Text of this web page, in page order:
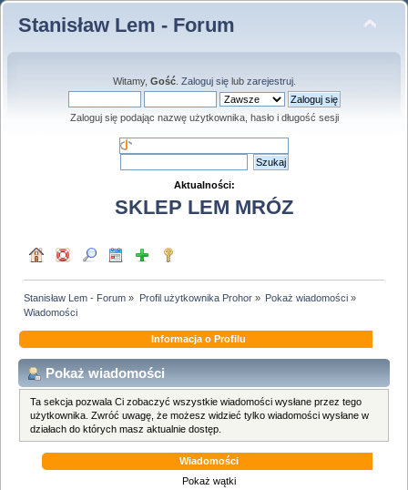
Stanisław Lem - Forum
Witamy, Gość. Zaloguj sięlub zarejestruj.
Zaloguj się podając nazwę użytkownika, hasło i długość sesji
Aktualności:
SKLEP LEM MRÓZ
Stanisław Lem - Forum » Profil użytkownika Prohor» Pokaż wiadomości»
Wiadomości
Informacja o Profilu
Pokaż wiadomości
Ta sekcja pozwala Ci zobaczyć wszystkie wiadomości wysłane przez tego
użytkownika. Zwróć uwagę, że możesz widzieć tylko wiadomości wysłane w
działach do których masz aktualnie dostęp.
Wiadomości
Pokaż wątki